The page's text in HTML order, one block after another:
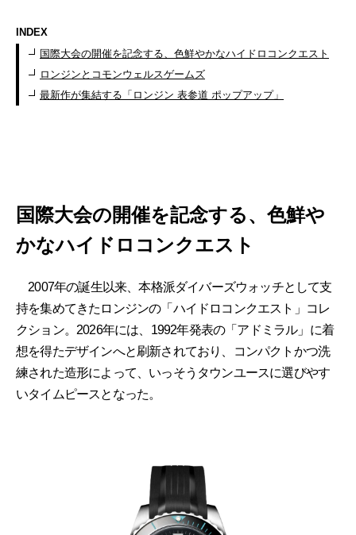
INDEX
国際大会の開催を記念する、色鮮やかなハイドロコンクエスト
ロンジンとコモンウェルスゲームズ
最新作が集結する「ロンジン 表参道 ポップアップ」
国際大会の開催を記念する、色鮮や
かなハイドロコンクエスト
2007年の誕生以来、本格派ダイバーズウォッチとして支
持を集めてきたロンジンの「ハイドロコンクエスト」コレ
クション。2026年には、1992年発表の「アドミラル」に着
想を得たデザインへと刷新されており、コンパクトかつ洗
練された造形によって、いっそうタウンユースに選びやす
いタイムピースとなった。